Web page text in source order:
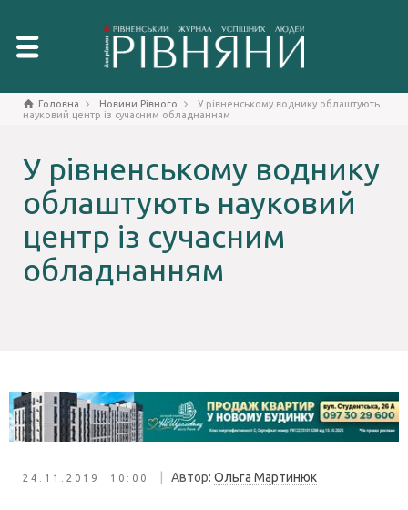
Головна Новини Рівного
У рівненському воднику облаштують
науковий центр із сучасним обладнанням
У рівненському воднику
облаштують науковий
центр із сучасним
обладнанням
24.11.2019 10:00 Автор: Ольга Мартинюк